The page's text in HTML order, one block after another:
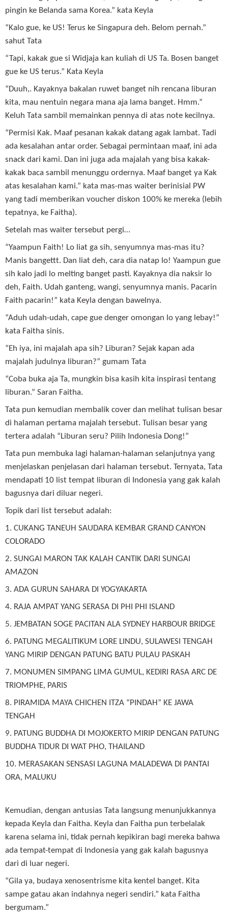
pingin ke Belanda sama Korea.” kata Keyla
“Kalo gue, ke US! Terus ke Singapura deh. Belom pernah.”
sahut Tata
“Tapi, kakak gue si Widjaja kan kuliah di US Ta. Bosen banget
gue ke US terus.” Kata Keyla
“Duuh,. Kayaknya bakalan ruwet banget nih rencana liburan
kita, mau nentuin negara mana aja lama banget. Hmm.”
Keluh Tata sambil memainkan pennya di atas note kecilnya.
“Permisi Kak. Maaf pesanan kakak datang agak lambat. Tadi
ada kesalahan antar order. Sebagai permintaan maaf, ini ada
snack dari kami. Dan ini juga ada majalah yang bisa kakak-
kakak baca sambil menunggu ordernya. Maaf banget ya Kak
atas kesalahan kami.” kata mas-mas waiter berinisial PW
yang tadi memberikan voucher diskon 100% ke mereka (lebih
tepatnya, ke Faitha).
Setelah mas waiter tersebut pergi…
“Yaampun Faith! Lo liat ga sih, senyumnya mas-mas itu?
Manis bangettt. Dan liat deh, cara dia natap lo! Yaampun gue
sih kalo jadi lo melting banget pasti. Kayaknya dia naksir lo
deh, Faith. Udah ganteng, wangi, senyumnya manis. Pacarin
Faith pacarin!” kata Keyla dengan bawelnya.
“Aduh udah-udah, cape gue denger omongan lo yang lebay!”
kata Faitha sinis.
“Eh iya, ini majalah apa sih? Liburan? Sejak kapan ada
majalah judulnya liburan?” gumam Tata
“Coba buka aja Ta, mungkin bisa kasih kita inspirasi tentang
liburan.” Saran Faitha.
Tata pun kemudian membalik cover dan melihat tulisan besar
di halaman pertama majalah tersebut. Tulisan besar yang
tertera adalah “Liburan seru? Pilih Indonesia Dong!”
Tata pun membuka lagi halaman-halaman selanjutnya yang
menjelaskan penjelasan dari halaman tersebut. Ternyata, Tata
mendapati 10 list tempat liburan di Indonesia yang gak kalah
bagusnya dari diluar negeri.
Topik dari list tersebut adalah:
1. CUKANG TANEUH SAUDARA KEMBAR GRAND CANYON
COLORADO
2. SUNGAI MARON TAK KALAH CANTIK DARI SUNGAI
AMAZON
3. ADA GURUN SAHARA DI YOGYAKARTA
4. RAJA AMPAT YANG SERASA DI PHI PHI ISLAND
5. JEMBATAN SOGE PACITAN ALA SYDNEY HARBOUR BRIDGE
6. PATUNG MEGALITIKUM LORE LINDU, SULAWESI TENGAH
YANG MIRIP DENGAN PATUNG BATU PULAU PASKAH
7. MONUMEN SIMPANG LIMA GUMUL, KEDIRI RASA ARC DE
TRIOMPHE, PARIS
8. PIRAMIDA MAYA CHICHEN ITZA “PINDAH” KE JAWA
TENGAH
9. PATUNG BUDDHA DI MOJOKERTO MIRIP DENGAN PATUNG
BUDDHA TIDUR DI WAT PHO, THAILAND
10. MERASAKAN SENSASI LAGUNA MALADEWA DI PANTAI
ORA, MALUKU
Kemudian, dengan antusias Tata langsung menunjukkannya
kepada Keyla dan Faitha. Keyla dan Faitha pun terbelalak
karena selama ini, tidak pernah kepikiran bagi mereka bahwa
ada tempat-tempat di Indonesia yang gak kalah bagusnya
dari di luar negeri.
“Gila ya, budaya xenosentrisme kita kentel banget. Kita
sampe gatau akan indahnya negeri sendiri.” kata Faitha
bergumam.”